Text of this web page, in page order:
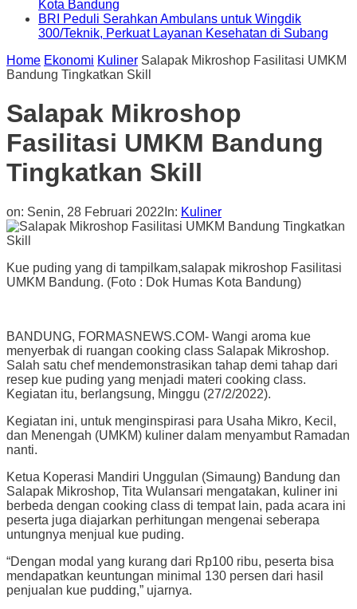
Kota Bandung
BRI Peduli Serahkan Ambulans untuk Wingdik
300/Teknik, Perkuat Layanan Kesehatan di Subang
Home Ekonomi Kuliner Salapak Mikroshop Fasilitasi UMKM
Bandung Tingkatkan Skill
Salapak Mikroshop
Fasilitasi UMKM Bandung
Tingkatkan Skill
on: Senin, 28 Februari 2022 In: Kuliner
Kue puding yang di tampilkam,salapak mikroshop Fasilitasi
UMKM Bandung. (Foto : Dok Humas Kota Bandung)
BANDUNG, FORMASNEWS.COM- Wangi aroma kue
menyerbak di ruangan cooking class Salapak Mikroshop.
Salah satu chef mendemonstrasikan tahap demi tahap dari
resep kue puding yang menjadi materi cooking class.
Kegiatan itu, berlangsung, Minggu (27/2/2022).
Kegiatan ini, untuk menginspirasi para Usaha Mikro, Kecil,
dan Menengah (UMKM) kuliner dalam menyambut Ramadan
nanti.
Ketua Koperasi Mandiri Unggulan (Simaung) Bandung dan
Salapak Mikroshop, Tita Wulansari mengatakan, kuliner ini
berbeda dengan cooking class di tempat lain, pada acara ini
peserta juga diajarkan perhitungan mengenai seberapa
untungnya menjual kue puding.
“Dengan modal yang kurang dari Rp100 ribu, peserta bisa
mendapatkan keuntungan minimal 130 persen dari hasil
penjualan kue pudding,” ujarnya.